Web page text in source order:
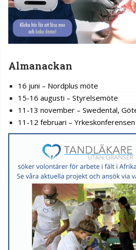
Almanackan
16 juni – Nordplus möte
15-16 augusti – Styrelsemöte
11-13 november – Swedental,
11-12 februari –